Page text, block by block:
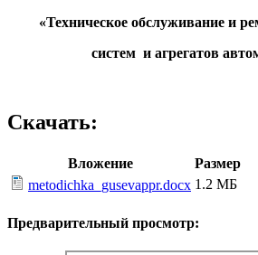
«Техническое обслуживание и
систем и агрегатов
Скачать:
Вложение
Размер
metodichka_gusevappr.docx 1.2 МБ
Предварительный просмотр: